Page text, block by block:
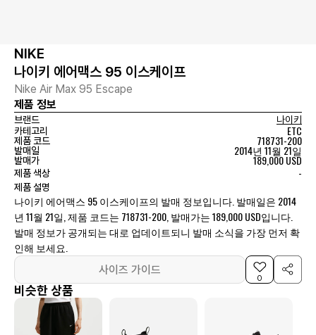
NIKE
나이키 에어맥스 95 이스케이프
Nike Air Max 95 Escape
제품 정보
브랜드
나이키
카테고리
ETC
제품 코드 718731-200
발매일 2014년 11월 21일
발매가 189,000 USD
제품 색상 -
제품 설명
나이키 에어맥스 95 이스케이프의 발매 정보입니다. 발매일은 2014
년 11월 21일, 제품 코드는 718731-200, 발매가는 189,000 USD입니다.
발매 정보가 공개되는 대로 업데이트되니 발매 소식을 가장 먼저 확
인해 보세요.
사이즈 가이드
0
비슷한 상품